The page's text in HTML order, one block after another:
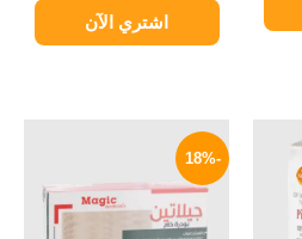
اشتري الآن
-18%
40 EGP.
33 EGP.